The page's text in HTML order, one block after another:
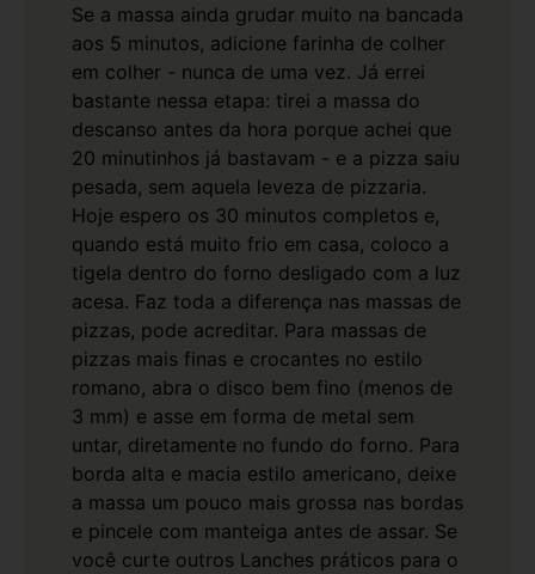
Se a massa ainda grudar muito na bancada
aos 5 minutos, adicione farinha de colher
em colher - nunca de uma vez. Já errei
bastante nessa etapa: tirei a massa do
descanso antes da hora porque achei que
20 minutinhos já bastavam - e a pizza saiu
pesada, sem aquela leveza de pizzaria.
Hoje espero os 30 minutos completos e,
quando está muito frio em casa, coloco a
tigela dentro do forno desligado com a luz
acesa. Faz toda a diferença nas massas de
pizzas, pode acreditar. Para massas de
pizzas mais finas e crocantes no estilo
romano, abra o disco bem fino (menos de
3 mm) e asse em forma de metal sem
untar, diretamente no fundo do forno. Para
borda alta e macia estilo americano, deixe
a massa um pouco mais grossa nas bordas
e pincele com manteiga antes de assar. Se
você curte outros Lanches práticos para o